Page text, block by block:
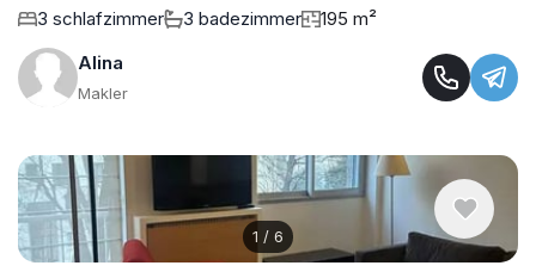
3 schlafzimmer 3 badezimmer
195 m²
Alina
Makler
1 / 6